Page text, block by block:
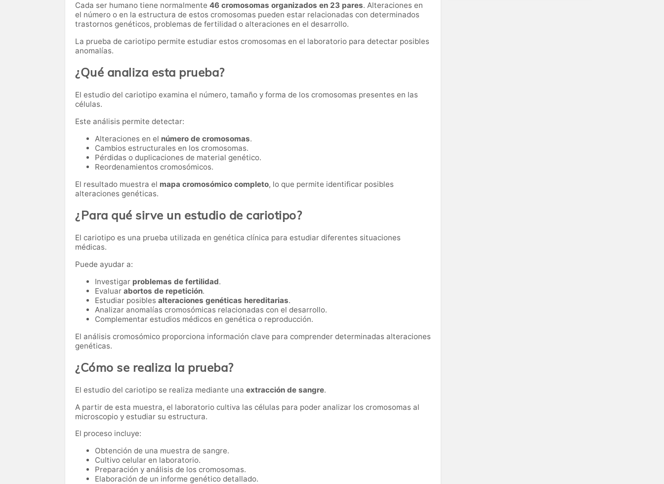
Cada ser humano tiene normalmente 46 cromosomas organizados en 23 pares. Alteraciones en
el número o en la estructura de estos cromosomas pueden estar relacionadas con determinados
trastornos genéticos, problemas de fertilidad o alteraciones en el desarrollo.
La prueba de cariotipo permite estudiar estos cromosomas en el laboratorio para detectar posibles
anomalías.
¿Qué analiza esta prueba?
El estudio del cariotipo examina el número, tamaño y forma de los cromosomas presentes en las
células.
Este análisis permite detectar:
Alteraciones en el número de cromosomas.
Cambios estructurales en los cromosomas.
Pérdidas o duplicaciones de material genético.
Reordenamientos cromosómicos.
El resultado muestra el mapa cromosómico completo, lo que permite identificar posibles
alteraciones genéticas.
¿Para qué sirve un estudio de cariotipo?
El cariotipo es una prueba utilizada en genética clínica para estudiar diferentes situaciones
médicas.
Puede ayudar a:
Investigar problemas de fertilidad.
Evaluar abortos de repetición.
Estudiar posibles alteraciones genéticas hereditarias.
Analizar anomalías cromosómicas relacionadas con el desarrollo.
Complementar estudios médicos en genética o reproducción.
El análisis cromosómico proporciona información clave para comprender determinadas alteraciones
genéticas.
¿Cómo se realiza la prueba?
El estudio del cariotipo se realiza mediante una extracción de sangre.
A partir de esta muestra, el laboratorio cultiva las células para poder analizar los cromosomas al
microscopio y estudiar su estructura.
El proceso incluye:
Obtención de una muestra de sangre.
Cultivo celular en laboratorio.
Preparación y análisis de los cromosomas.
Elaboración de un informe genético detallado.